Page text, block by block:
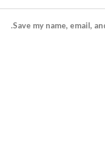
Save my name, email,